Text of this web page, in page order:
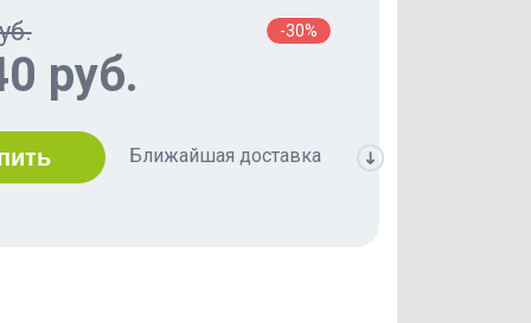
-30%
руб.
Ближайшая доставка